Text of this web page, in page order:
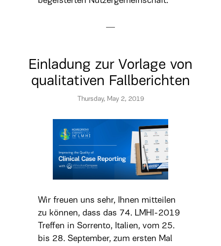
Einladung zur Vorlage von
qualitativen Fallberichten
Thursday, May 2, 2019
Wir freuen uns sehr, Ihnen mitteilen
zu können, dass das 74. LMHI-2019
Treffen in Sorrento, Italien, vom 25.
bis 28. September, zum ersten Mal